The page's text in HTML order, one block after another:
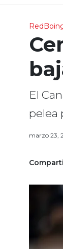
El
pelea
marzo 23,